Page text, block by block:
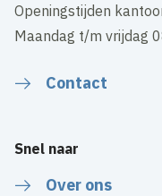
Openingstijden
Maandag t/m vrijdag
Contact
Snel naar
Over ons